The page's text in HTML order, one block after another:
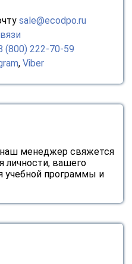
sale@ecodpo.ru
(800) 222-70-59
, Viber
наш менеджер свяжется
личности, вашего
учебной программы и